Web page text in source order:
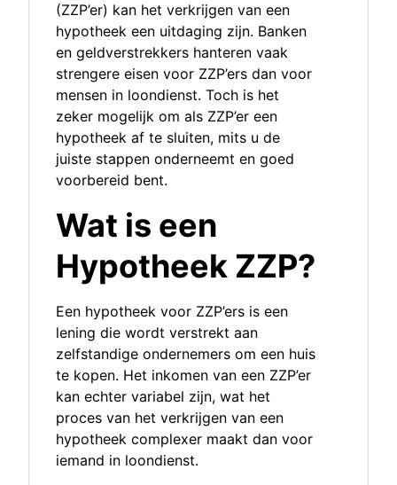
(ZZP’er) kan het verkrijgen van een
hypotheek een uitdaging zijn. Banken
en geldverstrekkers hanteren vaak
strengere eisen voor ZZP’ers dan voor
mensen in loondienst. Toch is het
zeker mogelijk om als ZZP’er een
hypotheek af te sluiten, mits u de
juiste stappen onderneemt en goed
voorbereid bent.
Wat is een
Hypotheek ZZP?
Een hypotheek voor ZZP’ers is een
lening die wordt verstrekt aan
zelfstandige ondernemers om een huis
te kopen. Het inkomen van een ZZP’er
kan echter variabel zijn, wat het
proces van het verkrijgen van een
hypotheek complexer maakt dan voor
iemand in loondienst.